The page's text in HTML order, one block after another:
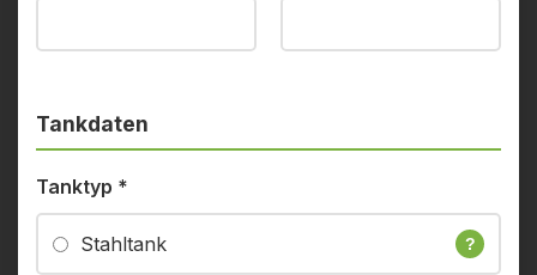
Tankdaten
Tanktyp *
Stahltank ?